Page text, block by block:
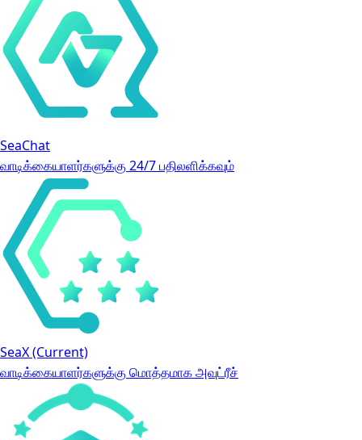
SeaChat
வாடிக்கையாளர்களுக்கு 24/7 பதிலளிக்கவும்
SeaX(Current)
வாடிக்கையாளர்களுக்கு மொத்தமாக அவுட்ரீச்